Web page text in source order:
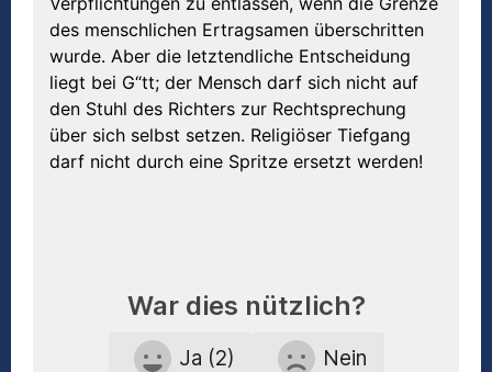
des menschlichen Ertragsamen überschritten
wurde. Aber die letztendliche Entscheidung
liegt bei G“tt; der Mensch darf sich nicht auf
den Stuhl des Richters zur Rechtsprechung
über sich selbst setzen. Religiöser Tiefgang
darf nicht durch eine Spritze ersetzt werden!
War dies nützlich?
Ja (2) Nein